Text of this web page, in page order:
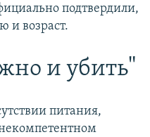
подтвердили,
и возраст.
и убить"
питания,